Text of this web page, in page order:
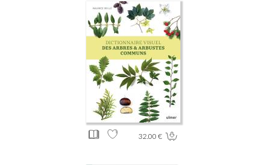
32.00 €